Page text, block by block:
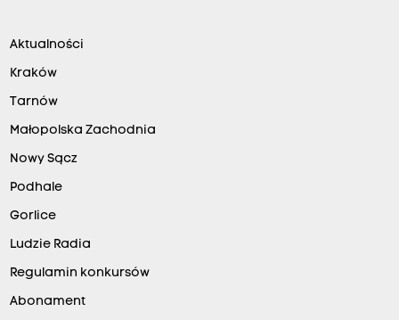
Aktualności
Kraków
Tarnów
Małopolska Zachodnia
Nowy Sącz
Podhale
Gorlice
Ludzie Radia
Regulamin konkursów
Abonament